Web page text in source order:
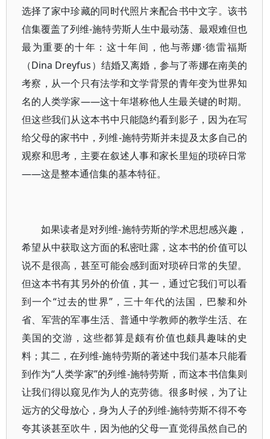
选择了家中珍藏的同时代照片来配合书中文字。该书
信集覆盖了列维-施特劳斯人生中最动荡、最艰难但也
最为重要的十年：这十年间，他与蒂娜·德雷福斯
（Dina Dreyfus）结婚又离婚，参与了蒂娜在南美的
考察，从一个只有法学和文学背景的青年变为世界知
名的人类学家——这十年堪称他人生最关键的时期。
但这些我们从这本书中只能隐约看到影子，因为在写
给父母的家书中，列维-施特劳斯并未提及太多自己的
观察和思考，主要在叙述人事和家长里短的琐碎日常
——这是整本通信集的基本特征。
如果读者是对列维-施特劳斯的学术思想感兴趣，
希望从中获取这方面的私密吐露，这本书的价值可以
说不是很高，甚至可能会感到面对琐碎日常的失望。
但这本书有其另外的价值，其一，通过它我们可以看
到一个“过去的世界”，三十年代的法国，巴黎和外
省、军营的军事生活、普通中学教师的教学生活、在
美国的交游，这些都算是颇有价值也颇具趣味的史
料；其二，在列维-施特劳斯的著述中我们基本只能看
到作为“人类学家”的列维-施特劳斯，而这本书信集则
让我们得以窥见作为人的克劳德。很多时候，为了让
远方的父母放心，身为人子的列维-施特劳斯不得不夸
夸其谈甚至吹牛，因为他的父母一直觉得虽然自己的